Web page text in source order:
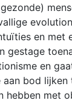
en
en
bod
met